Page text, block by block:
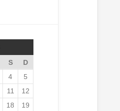
S
D
4
5
11
12
18
19